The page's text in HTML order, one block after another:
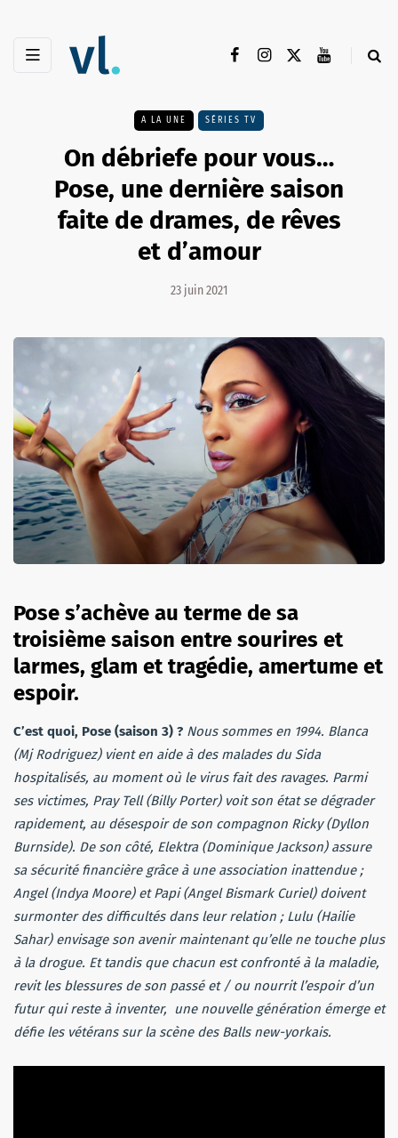
A LA UNE SÉRIES TV
On débriefe pour vous…
Pose, une dernière saison
faite de drames, de rêves
et d’amour
23 juin 2021
Pose s’achève au terme de sa
troisième saison entre sourires et
larmes, glam et tragédie, amertume et
espoir.
C’est quoi, Pose (saison 3) ? Nous sommes en 1994. Blanca
(Mj Rodriguez) vient en aide à des malades du Sida
hospitalisés, au moment où le virus fait des ravages. Parmi
ses victimes, Pray Tell (Billy Porter) voit son état se dégrader
rapidement, au désespoir de son compagnon Ricky (Dyllon
Burnside). De son côté, Elektra (Dominique Jackson) assure
sa sécurité financière grâce à une association inattendue ;
Angel (Indya Moore) et Papi (Angel Bismark Curiel) doivent
surmonter des difficultés dans leur relation ; Lulu (Hailie
Sahar) envisage son avenir maintenant qu’elle ne touche plus
à la drogue. Et tandis que chacun est confronté à la maladie,
revit les blessures de son passé et / ou nourrit l’espoir d’un
futur qui reste à inventer, une nouvelle génération émerge et
défie les vétérans sur la scène des Balls new-yorkais.